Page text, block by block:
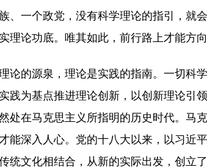
、一个政党，没有科学理论的指引，就
理论功底。唯其如此，前行路上才能方
论的源泉，理论是实践的指南。一切科
践为基点推进理论创新，以创新理论引
处在马克思主义所指明的历史时代。马
能深入人心。党的十八大以来，以习近
统文化相结合，从新的实际出发，创立